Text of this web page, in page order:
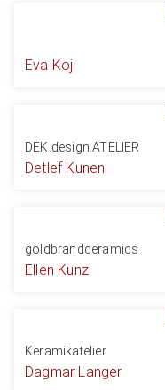
Eva Koj
DEK.design.ATELIER
Detlef Kunen
goldbrandceramics
Ellen Kunz
Keramikatelier
Dagmar Langer